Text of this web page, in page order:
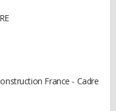
France - Cadre